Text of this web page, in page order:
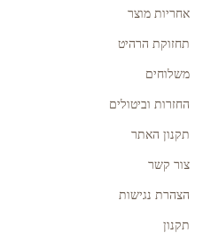
אחריות מוצר
תחזוקת הרהיט
משלוחים
החזרות וביטולים
תקנון האתר
צור קשר
הצהרת נגישות
תקנון